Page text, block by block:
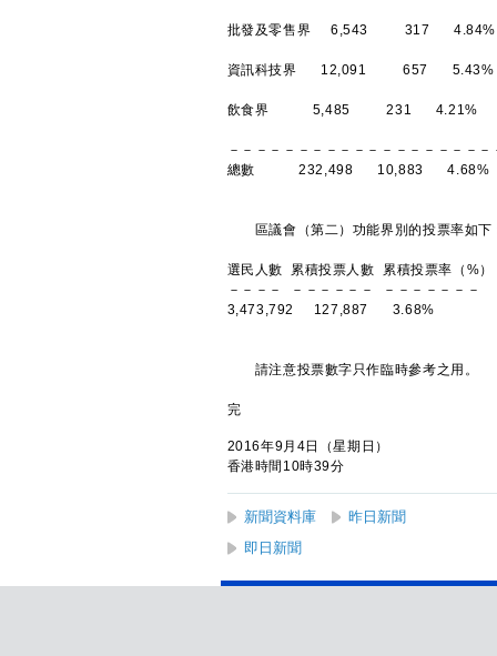
批發及零售界 6,543 317 4.84%
資訊科技界 12,091 657 5.43%
飲食界 5,485 231 4.21%
－－－－－－－－－－－－－－－－－－－
總數 232,498 10,883 4.68%
區議會（第二）功能界別的投票率如下
選民人數 累積投票人數 累積投票率（%）
－－－－ －－－－－－ －－－－－－－
3,473,792 127,887 3.68%
請注意投票數字只作臨時參考之用。
完
2016年9月4日（星期日）
香港時間10時39分
新聞資料庫 昨日新聞
即日新聞